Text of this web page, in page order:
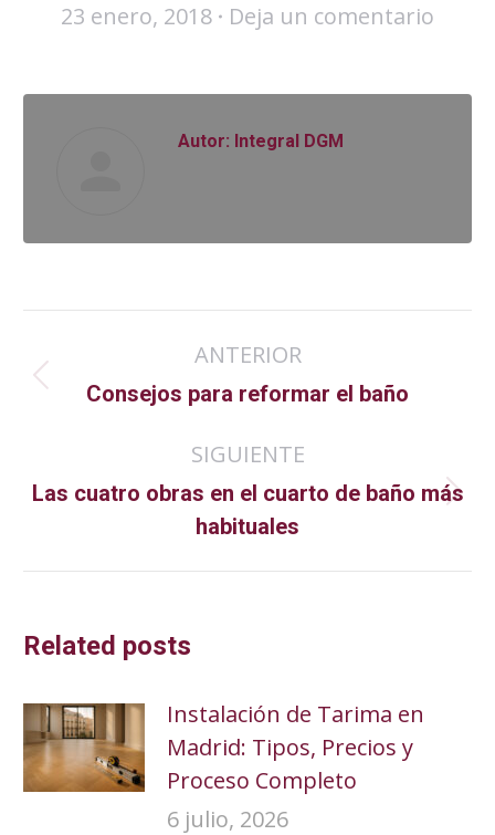
23 enero, 2018
Deja un comentario
Autor: Integral DGM
entre
ANTERIOR
Publicación
Consejos para reformar el baño
SIGUIENTE
Publicación
siguiente:
Las cuatro obras en el cuarto de baño más
habituales
Related posts
Instalación de Tarima en
Madrid: Tipos, Precios y
Proceso Completo
6 julio, 2026